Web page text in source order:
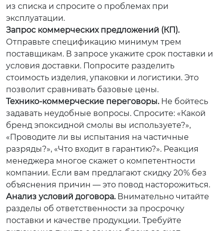
из списка и спросите о проблемах при
эксплуатации.
Запрос коммерческих предложений (КП).
Отправьте спецификацию минимум трем
поставщикам. В запросе укажите срок поставки и
условия доставки. Попросите разделить
стоимость изделия, упаковки и логистики. Это
позволит сравнивать базовые цены.
Технико-коммерческие переговоры.Не бойтесь
задавать неудобные вопросы. Спросите: «Какой
бренд эпоксидной смолы вы используете?»,
«Проводите ли вы испытания на частичные
разряды?», «Что входит в гарантию?». Реакция
менеджера многое скажет о компетентности
компании. Если вам предлагают скидку 20% без
объяснения причин — это повод насторожиться.
Анализ условий договора.Внимательно читайте
разделы об ответственности за просрочку
поставки и качестве продукции. Требуйте